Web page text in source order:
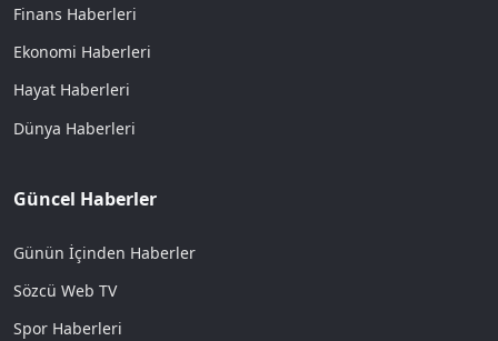
Finans Haberleri
Ekonomi Haberleri
Hayat Haberleri
Dünya Haberleri
Güncel Haberler
Günün İçinden Haberler
Sözcü Web TV
Spor Haberleri